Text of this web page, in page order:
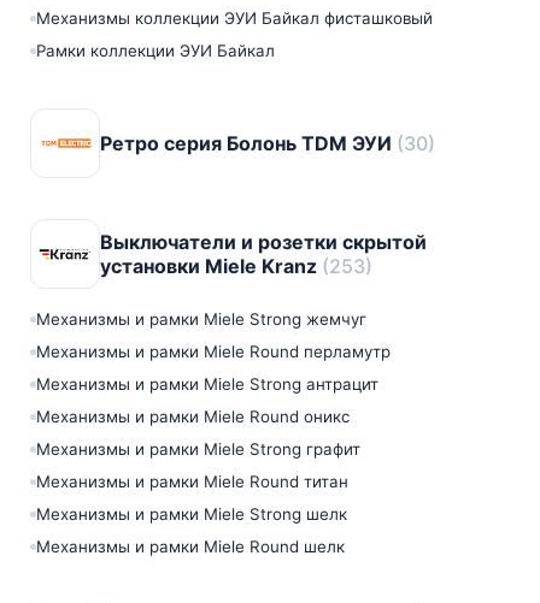
Механизмы коллекции ЭУИ Байкал фисташковый
Рамки коллекции ЭУИ Байкал
Ретро серия Болонь TDM ЭУИ (30)
Выключатели и розетки скрытой
установки Miele Kranz (253)
Механизмы и рамки Miele Strong жемчуг
Механизмы и рамки Miele Round перламутр
Механизмы и рамки Miele Strong антрацит
Механизмы и рамки Miele Round оникс
Механизмы и рамки Miele Strong графит
Механизмы и рамки Miele Round титан
Механизмы и рамки Miele Strong шелк
Механизмы и рамки Miele Round шелк